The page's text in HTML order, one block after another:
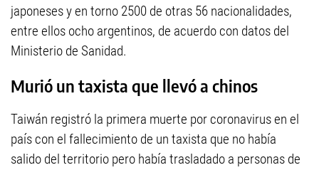
japoneses y en torno 2500 de otras 56 nacionalidades,
entre ellos ocho argentinos, de acuerdo con datos del
Ministerio de Sanidad.
Murió un taxista que llevó a chinos
Taiwán registró la primera muerte por coronavirus en el
país con el fallecimiento de un taxista que no había
salido del territorio pero había trasladado a personas de